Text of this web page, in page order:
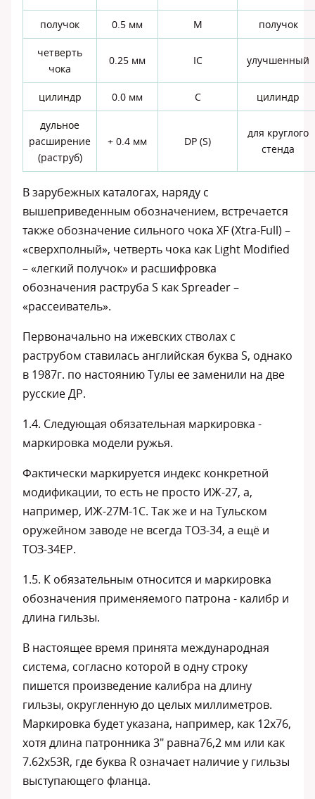
получок 0.5 мм M получок
четверть
чока
0.25 мм IC улучшенный
цилиндр 0.0 мм C цилиндр
дульное
расширение
(раструб)
+ 0.4 мм DP (S)
для круглого
стенда
В зарубежных каталогах, наряду с
вышеприведенным обозначением, встречается
также обозначение сильного чока XF (Xtra-Full) –
«сверхполный», четверть чока как Light Modified
– «легкий получок» и расшифровка
обозначения раструба S как Spreader –
«рассеиватель».
Первоначально на ижевских стволах с
раструбом ставилась английская буква S, однако
в 1987г. по настоянию Тулы ее заменили на две
русские ДР.
1.4. Следующая обязательная маркировка -
маркировка модели ружья.
Фактически маркируется индекс конкретной
модификации, то есть не просто ИЖ-27, а,
например, ИЖ-27М-1С. Так же и на Тульском
оружейном заводе не всегда ТОЗ-34, а ещё и
ТОЗ-34ЕР.
1.5. К обязательным относится и маркировка
обозначения применяемого патрона - калибр и
длина гильзы.
В настоящее время принята международная
система, согласно которой в одну строку
пишется произведение калибра на длину
гильзы, округленную до целых миллиметров.
Маркировка будет указана, например, как 12х76,
хотя длина патронника 3" равна76,2 мм или как
7.62х53R, где буква R означает наличие у гильзы
выступающего фланца.